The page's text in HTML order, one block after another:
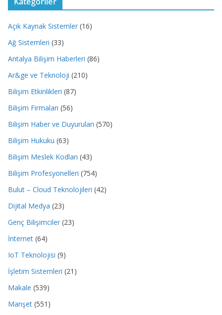
Açık Kaynak Sistemler (16)
Ağ Sistemleri (33)
Antalya Bilişim Haberleri (86)
Ar&ge ve Teknoloji (210)
Bilişim Etkinlikleri (87)
Bilişim Firmaları (56)
Bilişim Haber ve Duyuruları (570)
Bilişim Hukuku (63)
Bilişim Meslek Kodları (43)
Bilişim Profesyonelleri (754)
Bulut – Cloud Teknolojileri (42)
Dijital Medya (23)
Genç Bilişimciler (23)
İnternet (64)
IoT Teknolojisi (9)
İşletim Sistemleri (21)
Makale (539)
Manşet (551)